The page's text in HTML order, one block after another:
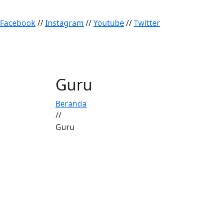
Facebook//Instagram //Youtube//Twitter
Guru
Beranda
//
Guru